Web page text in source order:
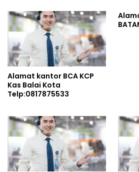
81 RI di Grahadi: Doakan
Pahlawan Pejuang Bangsa
Sekaligus Ikhtiar Jaga
Indonesia dan Kuatkan
Persatuan
Alamat kantor BCA KCP
Kas Balai Kota
Telp:0817875533